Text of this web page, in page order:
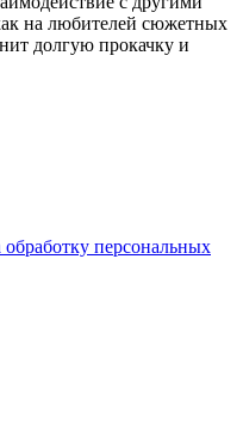
на любителей сюжетных
долгую прокачку и
обработку персональных